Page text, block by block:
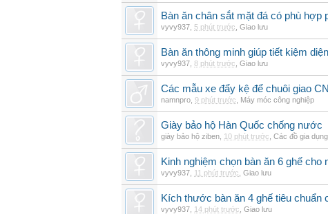
Bàn ăn chân sắt mặt đá có phù hợp
vyvy937 5 phút trước Giao lưu
Bàn ăn thông minh giúp tiết kiệm
vyvy937 8 phút trước Giao lưu
Các mẫu xe đẩy kệ để chuôi giao
namnpro 9 phút trước Máy móc công nghiệp
Giày bảo hộ Hàn Quốc chống nước
giày bảo hộ ziben 10 phút trước Các đồ gia
Kinh nghiệm chọn bàn ăn 6 ghế cho
vyvy937 11 phút trước Giao lưu
Kích thước bàn ăn 4 ghế tiêu chuẩn
vyvy937 14 phút trước Giao lưu